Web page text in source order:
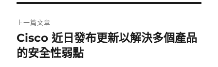
章
導
上一篇文章
上
一
Cisco 近日發布更新以解決多個產品
的安全性弱點